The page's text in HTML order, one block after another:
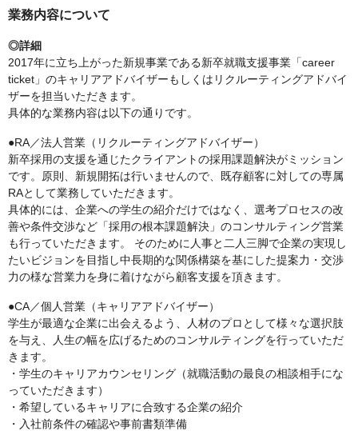
業務内容について
◎詳細
2017年に立ち上がった新規事業である新卒就職支援事業「career
ticket」のキャリアアドバイザーもしくはリクルーティングアドバイ
ザーを担当いただきます。
具体的な業務内容は以下の通りです。
●RA／法人営業（リクルーティングアドバイザー）
新卒採用の支援を通じたクライアントの採用課題解決がミッション
です。原則、新規開拓は行いませんので、既存顧客に対しての専属
RAとして業務していただきます。
具体的には、企業への学生の紹介だけではなく、選考プロセスの改
善や条件交渉など「採用の根本課題解決」のコンサルティング営業
も行っていただきます。 そのために人事と二人三脚で企業の実現し
たいビジョンを目指し中長期的な関係構築を基にした提案力・交渉
力の様な営業力を身に着けながら顧客支援を頂きます。
●CA／個人営業（キャリアアドバイザー）
学生が最適な企業に出会えるよう、人材のプロとして様々な選択肢
を与え、人生の幅を広げるためのコンサルティングを行っていただ
きます。
・学生のキャリアカウンセリング（就職活動の最良の相談相手にな
っていただきます）
・希望しているキャリアに合致する企業の紹介
・入社前条件の確認や事前書類準備